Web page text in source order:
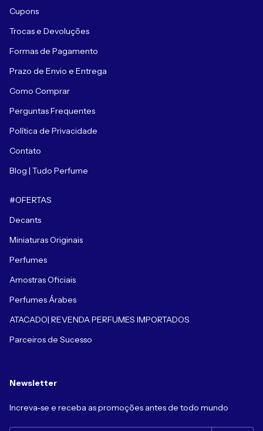
Cupons
Trocas e Devoluções
Formas de Pagamento
Prazo de Envio e Entrega
Como Comprar
Perguntas Frequentes
Política de Privacidade
Contato
Blog | Tudo Perfume
#OFERTAS
Decants
Miniaturas Originais
Perfumes
Amostras Oficiais
Perfumes Árabes
ATACADO| REVENDA PERFUMES IMPORTADOS
Parceiros de Sucesso
Newsletter
Increva-se e receba as promoções antes de todo mundo